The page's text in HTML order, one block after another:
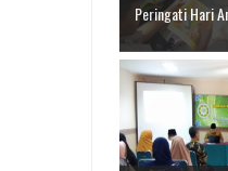
Peringati Hari